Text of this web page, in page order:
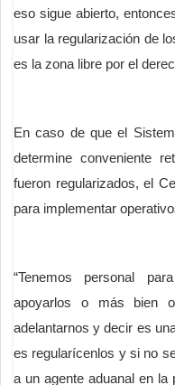
eso sigue abierto,
usar la regularización de
es la zona libre por el
En caso de que el
determine conveniente
fueron regularizados, el
para implementar
“Tenemos personal
apoyarlos o más bien
adelantarnos y decir es
es regularícenlos y si no
a un agente aduanal en la